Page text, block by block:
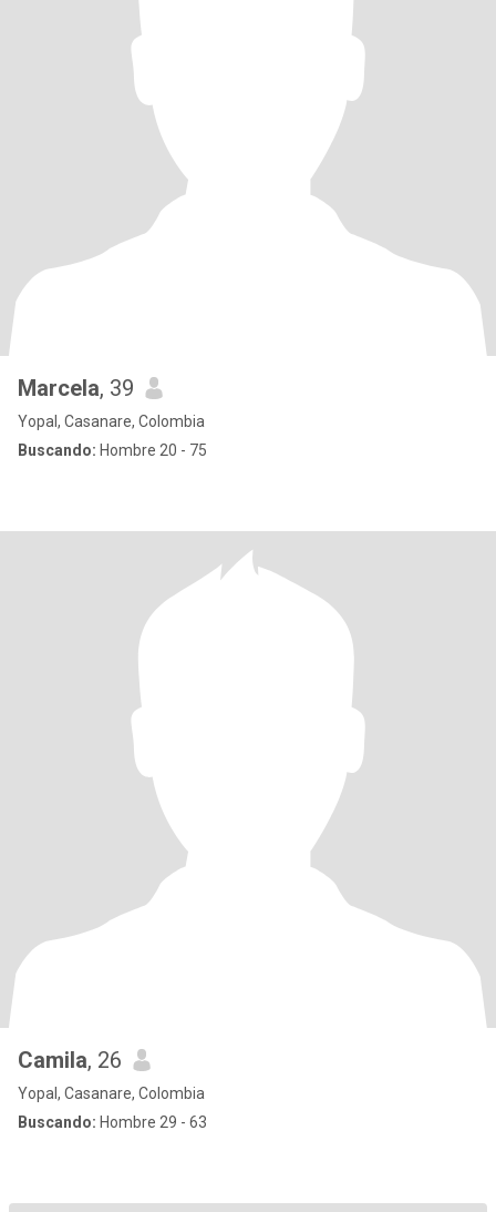
Marcela, 39
Yopal, Casanare, Colombia
Buscando: Hombre 20 - 75
Camila, 26
Yopal, Casanare, Colombia
Buscando: Hombre 29 - 63